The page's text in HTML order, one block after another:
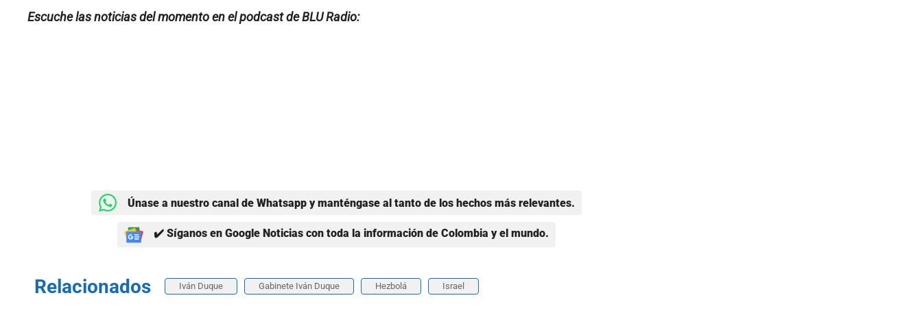
Escuche las noticias del momento en el podcast de BLU Radio:
Únase a nuestro canal de Whatsapp y manténgase al tanto de los hechos más relevantes.
✔️ Síganos en Google Noticias con toda la información de Colombia y el mundo.
Relacionados Iván Duque Gabinete Iván Duque Hezbolá Israel